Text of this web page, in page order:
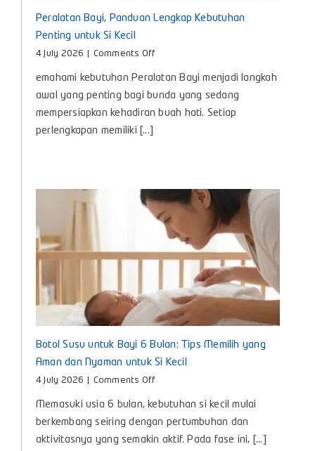
Peralatan Bayi, Panduan Lengkap Kebutuhan
Penting untuk Si Kecil
4 July 2026 Comments Offon
Bayi,
Panduan
emahami kebutuhan Peralatan Bayi menjadi langkah
awal yang penting bagi bunda yang sedang
mempersiapkan kehadiran buah hati. Setiap
perlengkapan memiliki [...]
Botol Susu untuk Bayi 6 Bulan: Tips Memilih yang
Aman dan Nyaman untuk Si Kecil
4 July 2026 Comments Offon
Susu
untuk
Bayi
Memasuki usia 6 bulan, kebutuhan si kecil mulai
berkembang seiring dengan pertumbuhan dan
aktivitasnya yang semakin aktif. Pada fase ini, [...]